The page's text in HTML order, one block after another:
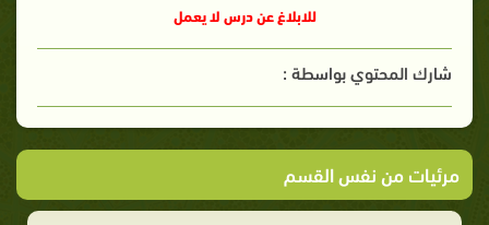
للابلاغ عن درس لا يعمل
شارك المحتوي بواسطة :
مرئيات من نفس القسم